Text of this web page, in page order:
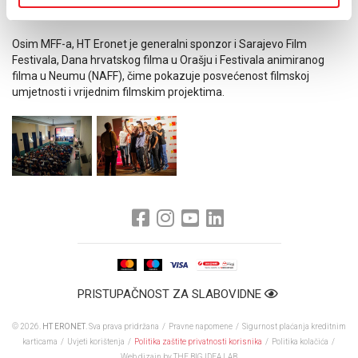
Osim MFF-a, HT Eronet je generalni sponzor i Sarajevo Film
Festivala, Dana hrvatskog filma u Orašju i Festivala animiranog
filma u Neumu (NAFF), čime pokazuje posvećenost filmskoj
umjetnosti i vrijednim filmskim projektima.
PRISTUPAČNOST ZA SLABOVIDNE
© 2026. HT ERONET . Sva prava pridržana / Pravne napomene / Sigurnost plaćanja kreditnim
karticama / Uvjeti korištenja / Politika zaštite privatnosti korisnika / Politika kolačića /